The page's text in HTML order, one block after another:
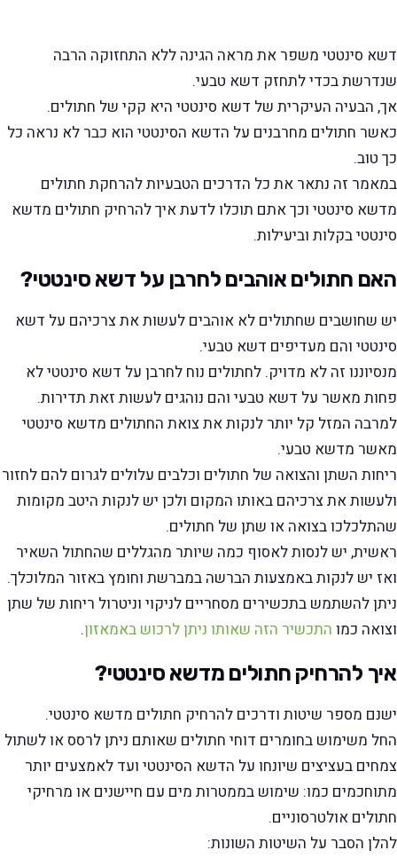
דשא סינטטי משפר את מראה הגינה ללא התחזוקה הרבה
שנדרשת בכדי לתחזק דשא טבעי.
אך, הבעיה העיקרית של דשא סינטטי היא קקי של חתולים.
כאשר חתולים מחרבנים על הדשא הסינטטי הוא כבר לא נראה כל
כך טוב.
במאמר זה נתאר את כל הדרכים הטבעיות להרחקת חתולים
מדשא סינטטי וכך אתם תוכלו לדעת איך להרחיק חתולים מדשא
סינטטי בקלות וביעילות.
האם חתולים אוהבים לחרבן על דשא סינטטי?
יש שחושבים שחתולים לא אוהבים לעשות את צרכיהם על דשא
סינטטי והם מעדיפים דשא טבעי.
מנסיוננו זה לא מדויק. לחתולים נוח לחרבן על דשא סינטטי לא
פחות מאשר על דשא טבעי והם נוהגים לעשות זאת תדירות.
למרבה המזל קל יותר לנקות את צואת החתולים מדשא סינטטי
מאשר מדשא טבעי.
ריחות השתן והצואה של חתולים וכלבים עלולים לגרום להם לחזור
ולעשות את צרכיהם באותו המקום ולכן יש לנקות היטב מקומות
שהתלכלכו בצואה או שתן של חתולים.
ראשית, יש לנסות לאסוף כמה שיותר מהגללים שהחתול השאיר
ואז יש לנקות באמצעות הברשה במברשת וחומץ באזור המלוכלך.
ניתן להשתמש בתכשירים מסחריים לניקוי וניטרול ריחות של שתן
וצואה כמו התכשיר הזה שאותו ניתן לרכוש באמאזון.
איך להרחיק חתולים מדשא סינטטי?
ישנם מספר שיטות ודרכים להרחיק חתולים מדשא סינטטי.
החל משימוש בחומרים דוחי חתולים שאותם ניתן לרסס או לשתול
צמחים בעציצים שיונחו על הדשא הסינטטי ועד לאמצעים יותר
מתוחכמים כמו: שימוש בממטרות מים עם חיישנים או מרחיקי
חתולים אולטרסוניים.
להלן הסבר על השיטות השונות: